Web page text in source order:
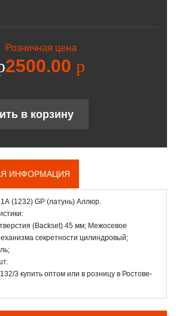
Розничная цена
2500.00 p
ИНФОРМАЦИЯ
(1232) GP (латунь) Аллюр.
(Backset) 45 мм; Межосевое
секретности цилиндровый;
3 купить оптом или в розницу в Ростове-